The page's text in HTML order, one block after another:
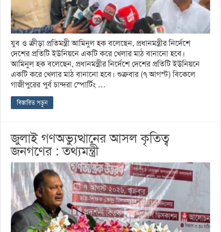
যুব ও ক্রীড়া প্রতিমন্ত্রী আমিনুল হক বলেছেন, প্রধানমন্ত্রীর নির্দেশে
দেশের প্রতিটি ইউনিয়নে একটি করে খেলার মাঠ বানানো হবে।
আমিনুল হক বলেছেন, প্রধানমন্ত্রীর নির্দেশে দেশের প্রতিটি ইউনিয়নে
একটি করে খেলার মাঠ বানানো হবে। শুক্রবার (৭ আগস্ট) বিকেলে
গাজীপুরের পুর্ব চান্দরা স্পোর্টিং …
বিস্তারিত পড়ুন
জুলাই গণঅভ্যুত্থানের আসল কৃতিত্ব
জনগণের : তথ্যমন্ত্রী